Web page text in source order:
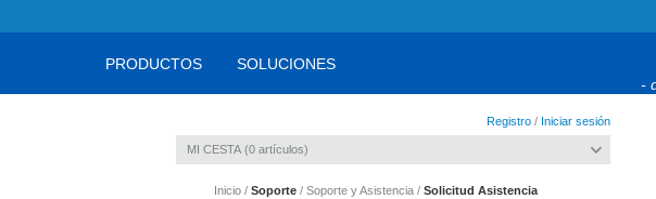
PRODUCTOS
SOLUCIONES
-
Registro / Iniciar sesión
MI CESTA 0 artículos
Inicio Soporte Soporte y Asistencia Solicitud Asistencia